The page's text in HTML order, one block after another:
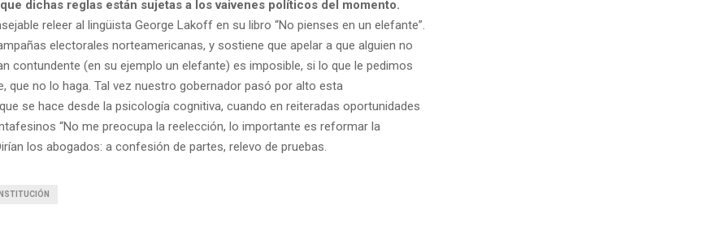
dichas reglas están sujetas a los vaivenes políticos del momento.
releer al lingüista George Lakoff en su libro “No pienses en un elefante”.
electorales norteamericanas, y sostiene que apelar a que alguien no
contundente (en su ejemplo un elefante) es imposible, si lo que le pedimos
que no lo haga. Tal vez nuestro gobernador pasó por alto esta
se hace desde la psicología cognitiva, cuando en reiteradas oportunidades
“No me preocupa la reelección, lo importante es reformar la
los abogados: a confesión de partes, relevo de pruebas.